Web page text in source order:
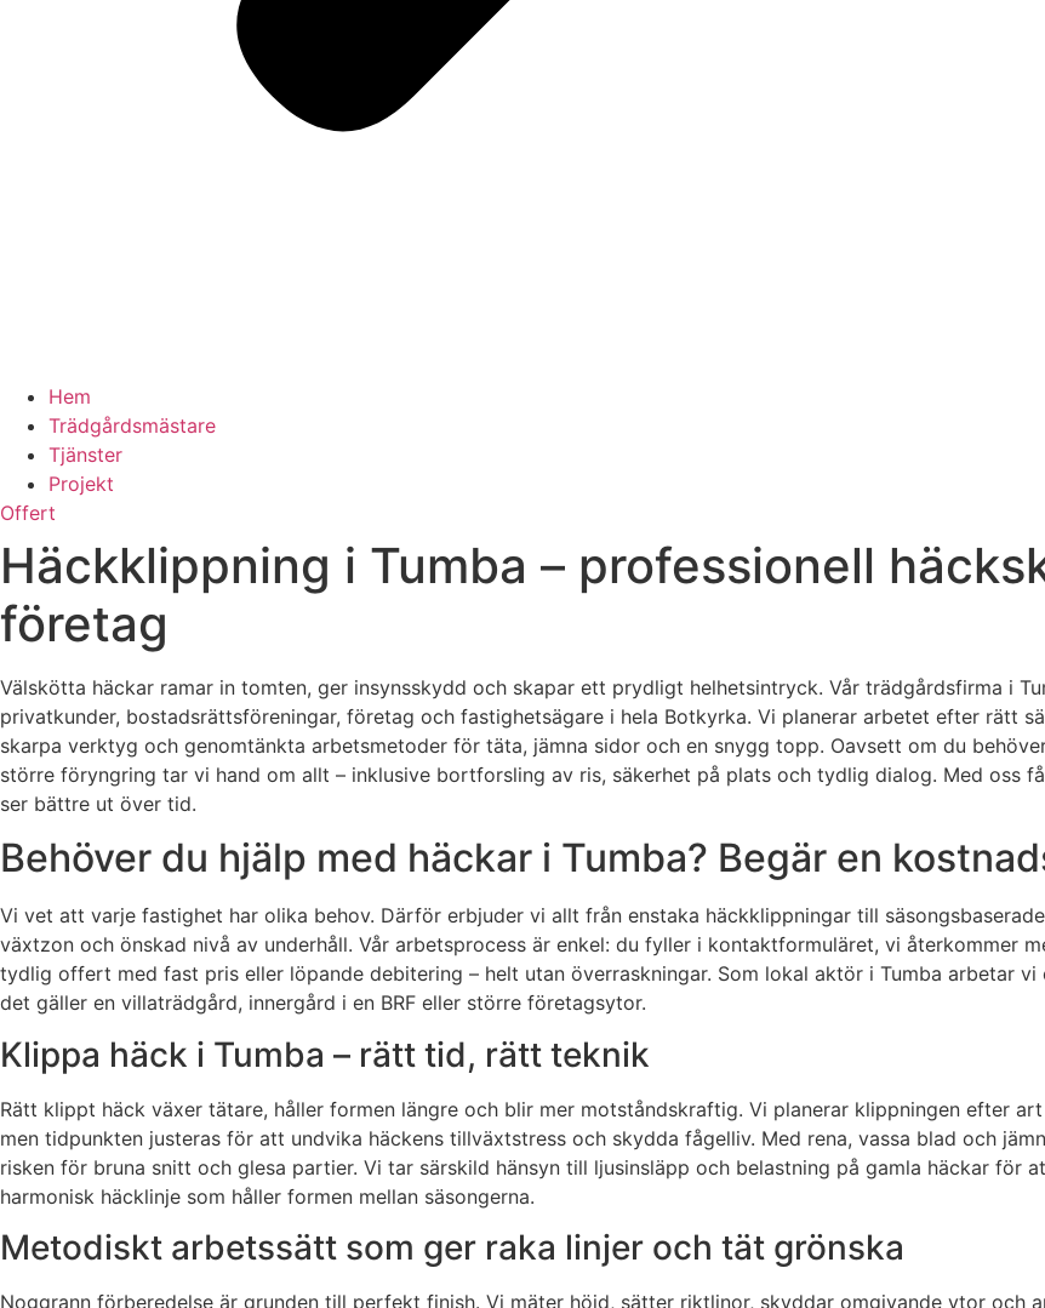
Hem
Trädgårdsmästare
Tjänster
Projekt
Offert
Häckklippning i Tumba – professionell
företag
Välskötta häckar ramar in tomten, ger insynsskydd och skapar ett prydligt helhetsintryck. Vår trädgårdsfirma i
privatkunder, bostadsrättsföreningar, företag och fastighetsägare i hela Botkyrka. Vi planerar arbetet efter rätt
skarpa verktyg och genomtänkta arbetsmetoder för täta, jämna sidor och en snygg topp. Oavsett om du
större föryngring tar vi hand om allt – inklusive bortforsling av ris, säkerhet på plats och tydlig dialog. Med oss
ser bättre ut över tid.
Behöver du hjälp med häckar i Tumba? Begär en
Vi vet att varje fastighet har olika behov. Därför erbjuder vi allt från enstaka häckklippningar till
växtzon och önskad nivå av underhåll. Vår arbetsprocess är enkel: du fyller i kontaktformuläret, vi återkommer
tydlig offert med fast pris eller löpande debitering – helt utan överraskningar. Som lokal aktör i Tumba arbetar
det gäller en villaträdgård, innergård i en BRF eller större företagsytor.
Klippa häck i Tumba – rätt tid, rätt teknik
Rätt klippt häck växer tätare, håller formen längre och blir mer motståndskraftig. Vi planerar klippningen efter
men tidpunkten justeras för att undvika häckens tillväxtstress och skydda fågelliv. Med rena, vassa blad och
risken för bruna snitt och glesa partier. Vi tar särskild hänsyn till ljusinsläpp och belastning på gamla häckar för
harmonisk häcklinje som håller formen mellan säsongerna.
Metodiskt arbetssätt som ger raka linjer och tät grönska
Noggrann förberedelse är grunden till perfekt finish. Vi mäter höjd, sätter riktlinor, skyddar omgivande ytor och